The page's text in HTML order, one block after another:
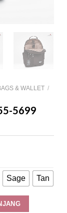
& WALLET /
5699
Sage Tan